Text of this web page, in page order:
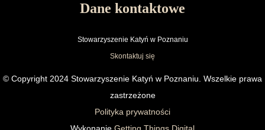
Dane kontaktowe
Stowarzyszenie Katyń w Poznaniu
Skontaktuj się
© Copyright 2024 Stowarzyszenie Katyń w Poznaniu. Wszelkie prawa
zastrzeżone
Polityka prywatności